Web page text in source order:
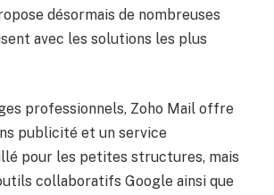
désormais de nombreuses
avec les solutions les plus
professionnels, Zoho Mail offre
publicité et un service
pour les petites structures, mais
collaboratifs Google ainsi que